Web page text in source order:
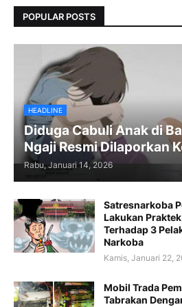
POPULAR POSTS
HEADLINE
Diduga Cabuli Anak di
Ngaji Resmi Dilaporkan
Rabu, Januari 14, 2026
Satresnarkoba
Lakukan
Terhadap 3
Narkoba
Kamis, Januari 22,
Mobil Trada
Tabrakan